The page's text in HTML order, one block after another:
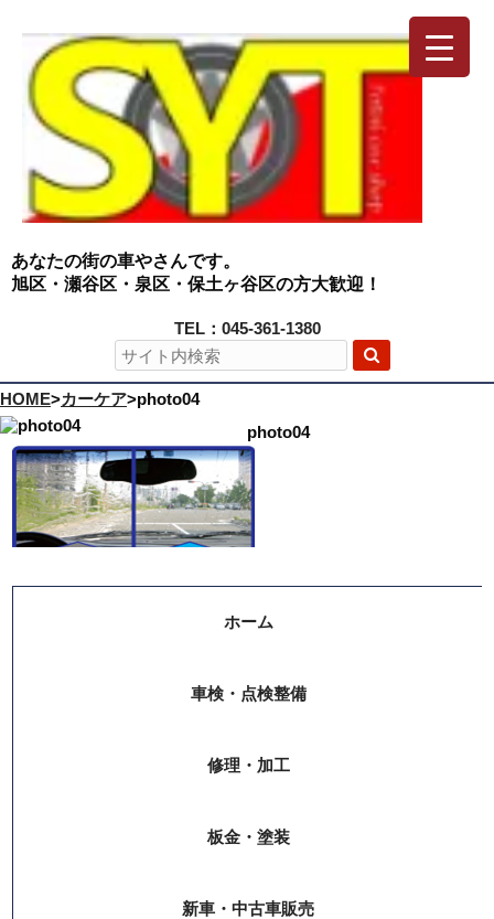
あなたの街の車やさんです。
旭区・瀬谷区・泉区・保土ヶ谷区の方大歓迎！
TEL：045-361-1380
HOME>カーケア>photo04
photo04
ホーム
車検・点検整備
修理・加工
板金・塗装
新車・中古車販売